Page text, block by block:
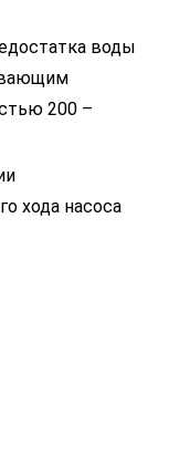
воды
200 –
хода насоса